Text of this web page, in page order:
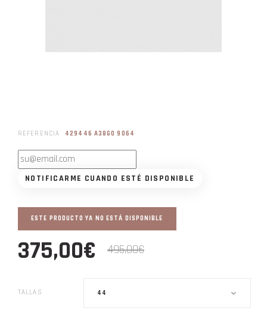
REFERENCIA 429446 A38G0 9064
NOTIFICARME CUANDO ESTÉ DISPONIBLE
ESTE PRODUCTO YA NO ESTÁ DISPONIBLE
375,00€ 495,00€
TALLAS 44